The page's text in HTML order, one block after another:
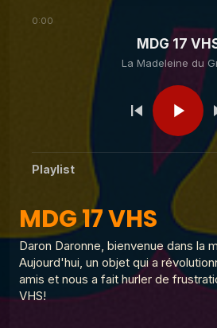
La Madeleine du Graal
La Madeleine du Graal
La Madeleine du Graal
La Madeleine du Graal
0:00
MDG 17
La Madeleine du
Playlist
1
MDG 17 VHS
La Madeleine du Graal
2
MDG 24 Le micro onde
La Madeleine du Graal
3
MDG 23 Livres héros
MDG 17 VHS
Daron Daronne, bienvenue dans la
Aujourd'hui, un objet qui a
amis et nous a fait hurler de
VHS!